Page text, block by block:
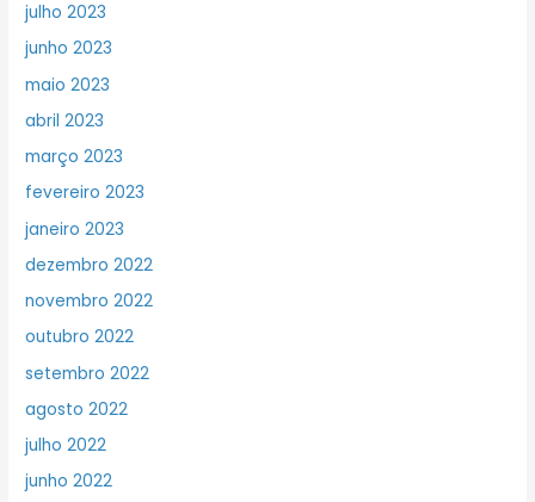
julho 2023
junho 2023
maio 2023
abril 2023
março 2023
fevereiro 2023
janeiro 2023
dezembro 2022
novembro 2022
outubro 2022
setembro 2022
agosto 2022
julho 2022
junho 2022